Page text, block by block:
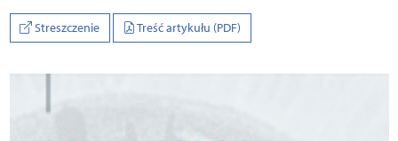
Streszczenie Treść artykułu (PDF)